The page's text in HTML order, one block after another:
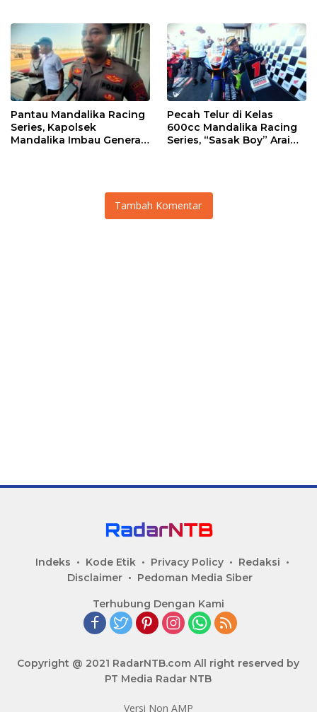
Pantau Mandalika Racing
Series, Kapolsek
Mandalika Imbau Generasi
Pecah Telur di Kelas
600cc Mandalika Racing
Series, “Sasak Boy” Arai
Tambah Komentar
Indeks Kode Etik Privacy Policy
Redaksi
Disclaimer
Pedoman Media Siber
Terhubung Dengan Kami
Copyright @ 2021 RadarNTB.com All right reserved by
PT Media Radar NTB
Versi Non AMP